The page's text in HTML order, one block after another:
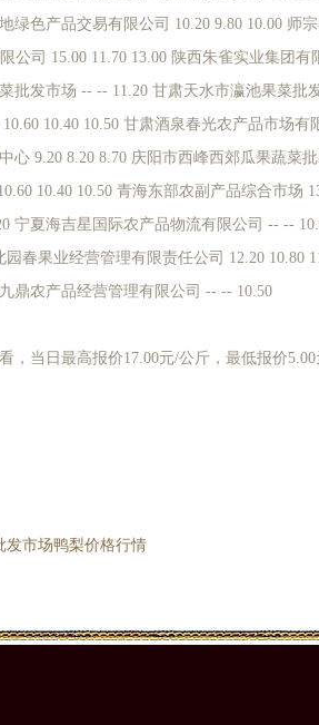
绿色产品交易有限公司 10.20 9.80 10.00 师
公司 15.00 11.70 13.00 陕西朱雀实业集团有
批发市场 -- -- 11.20 甘肃天水市瀛池果菜批
10.40 10.50 甘肃酒泉春光农产品市场有
心 9.20 8.20 8.70 庆阳市西峰西郊瓜果蔬菜
10.40 10.50 青海东部农副产品综合市场
宁夏海吉星国际农产品物流有限公司 -- --
园春果业经营管理有限责任公司 12.20 10.80
鼎农产品经营管理有限公司 -- -- 10.50
，当日最高报价17.00元/公斤，最低报价5.00
发市场鸭梨价格行情